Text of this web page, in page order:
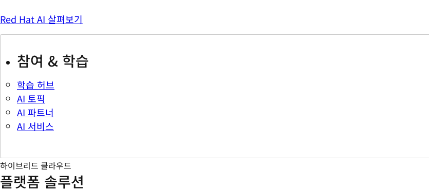
Red Hat AI 살펴보기
참여 & 학습
학습 허브
AI 토픽
AI 파트너
AI 서비스
하이브리드 클라우드
플랫폼 솔루션